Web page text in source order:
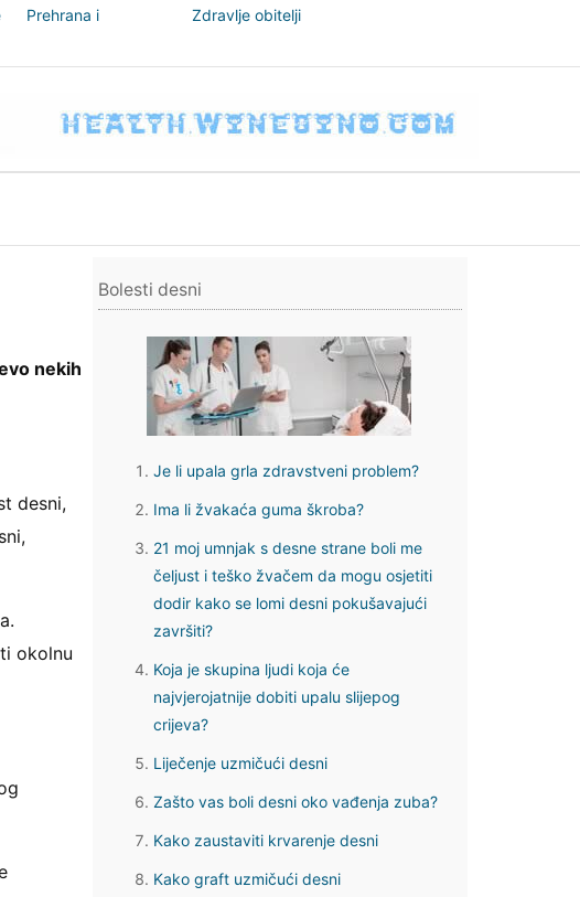
Prehrana i
Zdravlje obitelji
nekih
desni,
okolnu
Bolesti desni
Je li upala grla zdravstveni problem?
Ima li žvakaća guma škroba?
21 moj umnjak s desne strane boli me
čeljust i teško žvačem da mogu osjetiti
dodir kako se lomi desni pokušavajući
završiti?
Koja je skupina ljudi koja će
najvjerojatnije dobiti upalu slijepog
crijeva?
Liječenje uzmičući desni
Zašto vas boli desni oko vađenja zuba?
Kako zaustaviti krvarenje desni
Kako graft uzmičući desni